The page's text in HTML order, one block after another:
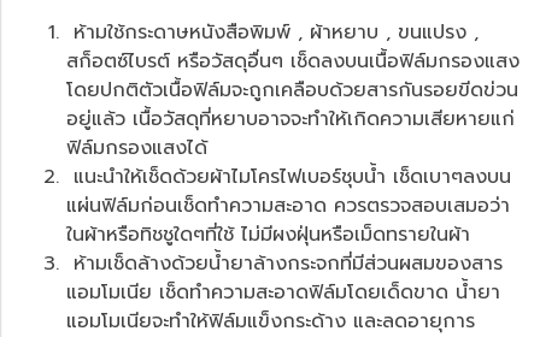
ห้ามใช้กระดาษหนังสือพิมพ์ , ผ้าหยาบ , ขนแปรง ,
สก็อตซ์ไบรต์ หรือวัสดุอื่นๆ เช็ดลงบนเนื้อฟิล์มกรองแสง
โดยปกติตัวเนื้อฟิล์มจะถูกเคลือบด้วยสารกันรอยขีดข่วน
อยู่แล้ว เนื้อวัสดุที่หยาบอาจจะทำให้เกิดความเสียหายแก่
ฟิล์มกรองแสงได้
แนะนำให้เช็ดด้วยผ้าไมโครไฟเบอร์ชุบน้ำ เช็ดเบาๆลงบน
แผ่นฟิล์มก่อนเช็ดทำความสะอาด ควรตรวจสอบเสมอว่า
ในผ้าหรือทิชชูใดๆที่ใช้ ไม่มีผงฝุ่นหรือเม็ดทรายในผ้า
ห้ามเช็ดล้างด้วยน้ำยาล้างกระจกที่มีส่วนผสมของสาร
แอมโมเนีย เช็ดทำความสะอาดฟิล์มโดยเด็ดขาด น้ำยา
แอมโมเนียจะทำให้ฟิล์มแข็งกระด้าง และลดอายุการ